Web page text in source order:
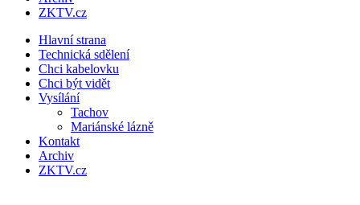
ZKTV.cz
Hlavní strana
Technická sdělení
Chci kabelovku
Chci být vidět
Vysílání
Tachov
Mariánské lázně
Kontakt
Archiv
ZKTV.cz